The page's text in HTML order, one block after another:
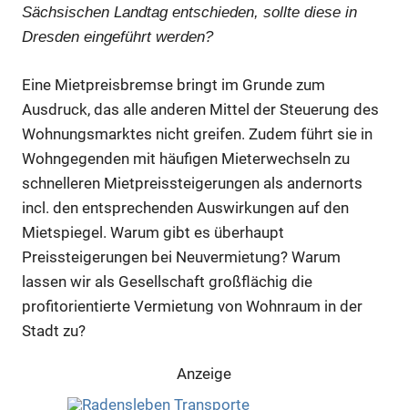
Sächsischen Landtag entschieden, sollte diese in
Dresden eingeführt werden?
Eine Mietpreisbremse bringt im Grunde zum
Ausdruck, das alle anderen Mittel der Steuerung des
Wohnungsmarktes nicht greifen. Zudem führt sie in
Wohngegenden mit häufigen Mieterwechseln zu
schnelleren Mietpreissteigerungen als andernorts
incl. den entsprechenden Auswirkungen auf den
Mietspiegel. Warum gibt es überhaupt
Preissteigerungen bei Neuvermietung? Warum
lassen wir als Gesellschaft großflächig die
profitorientierte Vermietung von Wohnraum in der
Stadt zu?
Anzeige